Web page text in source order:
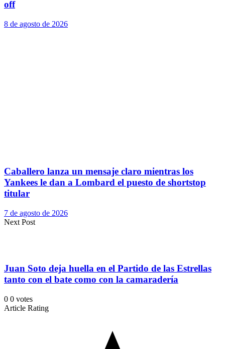
off
8 de agosto de 2026
Caballero lanza un mensaje claro mientras los
Yankees le dan a Lombard el puesto de shortstop
titular
7 de agosto de 2026
Next Post
Juan Soto deja huella en el Partido de las Estrellas
tanto con el bate como con la camaradería
0 0 votes
Article Rating